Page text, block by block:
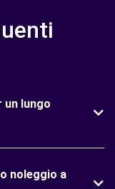
un lungo
noleggio a